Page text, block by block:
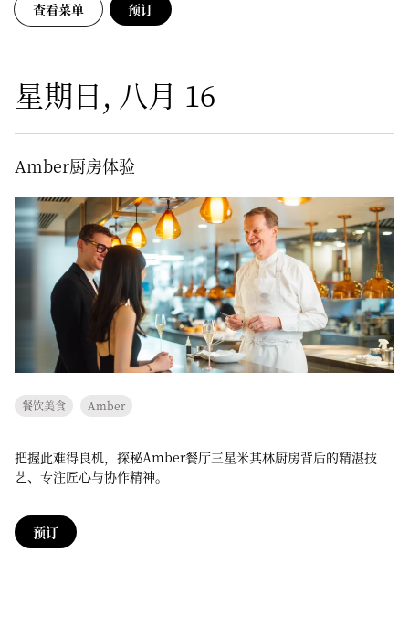
查看菜单 预订
星期日, 八月 16
Amber厨房体验
餐饮美食 Amber
把握此难得良机，探秘Amber餐厅三星米其林厨房背后的精湛技
艺、专注匠心与协作精神。
预订